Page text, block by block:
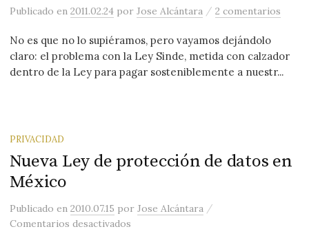
Publicadoen2011.02.24 porJose Alcántara /2 comentarios
No es que no lo supiéramos, pero vayamos dejándolo
claro: el problema con la Ley Sinde, metida con calzador
dentro de la Ley para pagar sosteniblemente a nuestr...
PRIVACIDAD
Nueva Ley de protección de datos en
México
Publicadoen2010.07.15 porJose Alcántara /
Comentarios desactivados